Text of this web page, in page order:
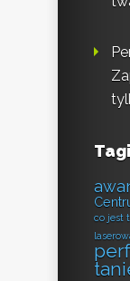
Tagi
co jest